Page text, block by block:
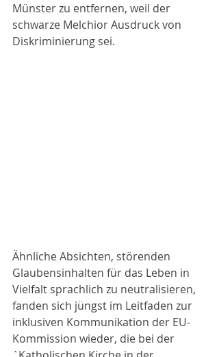
Münster zu entfernen, weil der
schwarze Melchior Ausdruck von
Diskriminierung sei.
Ähnliche Absichten, störenden
Glaubensinhalten für das Leben in
Vielfalt sprachlich zu neutralisieren,
fanden sich jüngst im Leitfaden zur
inklusiven Kommunikation der EU-
Kommission wieder, die bei der